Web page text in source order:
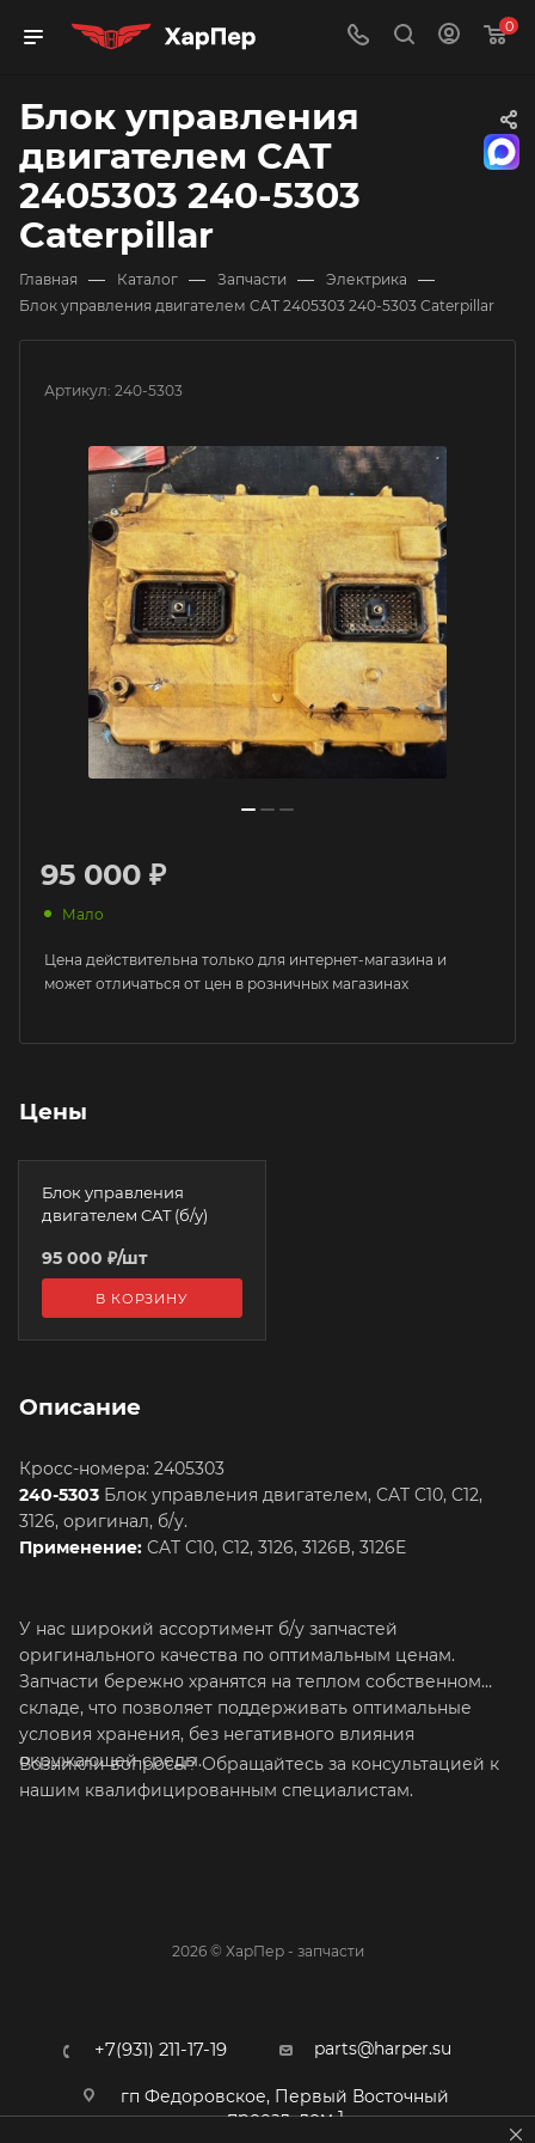
0
Блок управления
двигателем CAT
2405303 240-5303
Caterpillar
Главная — Каталог — Запчасти — Электрика —
Блок управления двигателем CAT 2405303 240-5303 Caterpillar
Артикул: 240-5303
95 000 ₽
Мало
Цена действительна только для интернет-магазина и
может отличаться от цен в розничных магазинах
Цены
Блок управления
двигателем CAT (б/у)
95 000 ₽/шт
В КОРЗИНУ
Описание
Кросс-номера: 2405303
240-5303 Блок управления двигателем, CAT C10, C12,
3126, оригинал, б/у.
Применение: CAT C10, C12, 3126, 3126B, 3126E
У нас широкий ассортимент б/у запчастей
оригинального качества по оптимальным ценам.
Запчасти бережно хранятся на теплом собственном
складе, что позволяет поддерживать оптимальные
условия хранения, без негативного влияния
окружающей среды.
Возникли вопросы? Обращайтесь за консультацией к
нашим квалифицированным специалистам.
2026 © ХарПер - запчасти
+7(931) 211-17-19 parts@harper.su
гп Федоровское, Первый Восточный
проезд, дом 1